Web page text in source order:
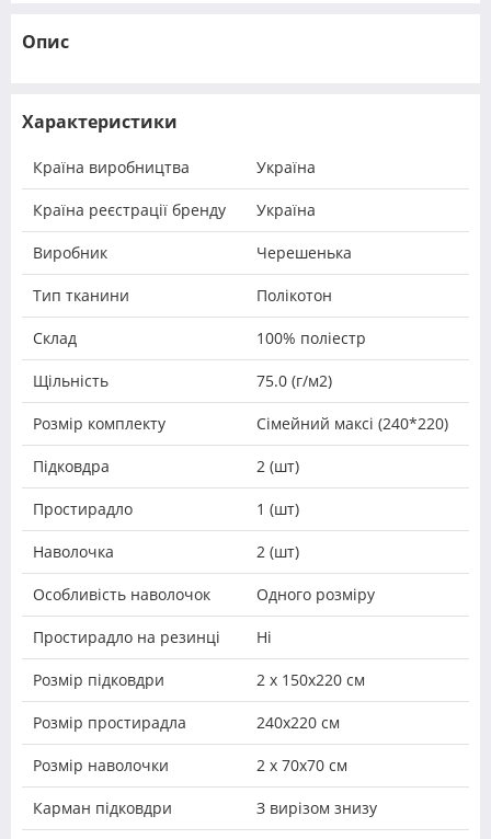
Опис
Характеристики
Країна виробництва Україна
Країна реєстрації бренду Україна
Виробник Черешенька
Тип тканини Полікотон
Склад 100% поліестр
Щільність 75.0 (г/м2)
Розмір комплекту Сімейний максі (240*220)
Підковдра 2 (шт)
Простирадло 1 (шт)
Наволочка 2 (шт)
Особливість наволочок Одного розміру
Простирадло на резинці Ні
Розмір підковдри 2 х 150х220 см
Розмір простирадла 240х220 см
Розмір наволочки 2 х 70х70 см
Карман підковдри З вирізом знизу